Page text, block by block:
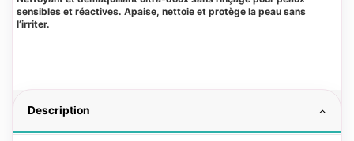
sensibles et réactives. Apaise, nettoie et protège la peau sans
l’irriter.
Description